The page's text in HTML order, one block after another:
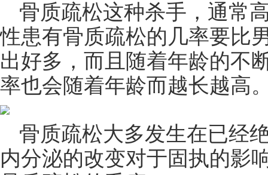
骨质疏松这种杀手，通常
性患有骨质疏松的几率要比
出好多，而且随着年龄的不
率也会随着年龄而越长越高
骨质疏松大多发生在已经
内分泌的改变对于固执的影